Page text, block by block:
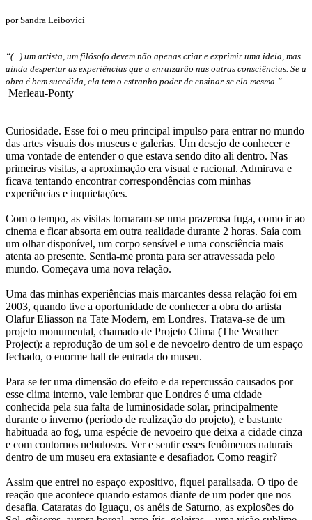
por Sandra Leibovici
“(...) um artista, um filósofo devem não apenas criar e exprimir uma ideia, mas
ainda despertar as experiências que a enraizarão nas outras consciências. Se a
obra é bem sucedida, ela tem o estranho poder de ensinar-se ela mesma.”
Merleau-Ponty
Curiosidade. Esse foi o meu principal impulso para entrar no mundo
das artes visuais dos museus e galerias. Um desejo de conhecer e
uma vontade de entender o que estava sendo dito ali dentro. Nas
primeiras visitas, a aproximação era visual e racional. Admirava e
ficava tentando encontrar correspondências com minhas
experiências e inquietações.
Com o tempo, as visitas tornaram-se uma prazerosa fuga, como ir ao
cinema e ficar absorta em outra realidade durante 2 horas. Saía com
um olhar disponível, um corpo sensível e uma consciência mais
atenta ao presente. Sentia-me pronta para ser atravessada pelo
mundo. Começava uma nova relação.
Uma das minhas experiências mais marcantes dessa relação foi em
2003, quando tive a oportunidade de conhecer a obra do artista
Olafur Eliasson na Tate Modern, em Londres. Tratava-se de um
projeto monumental, chamado de Projeto Clima (The Weather
Project): a reprodução de um sol e de nevoeiro dentro de um espaço
fechado, o enorme hall de entrada do museu.
Para se ter uma dimensão do efeito e da repercussão causados por
esse clima interno, vale lembrar que Londres é uma cidade
conhecida pela sua falta de luminosidade solar, principalmente
durante o inverno (período de realização do projeto), e bastante
habituada ao fog, uma espécie de nevoeiro que deixa a cidade cinza
e com contornos nebulosos. Ver e sentir esses fenômenos naturais
dentro de um museu era extasiante e desafiador. Como reagir?
Assim que entrei no espaço expositivo, fiquei paralisada. O tipo de
reação que acontece quando estamos diante de um poder que nos
desafia. Cataratas do Iguaçu, os anéis de Saturno, as explosões do